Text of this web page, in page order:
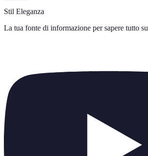
Stil Eleganza
La tua fonte di informazione per sapere tutto su